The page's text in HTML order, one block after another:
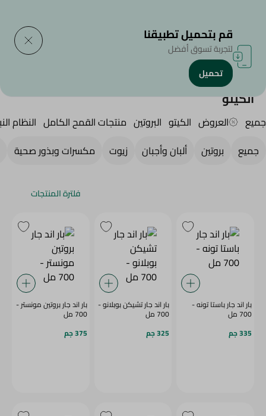
الرئيسية /
Diets الكيتو
الكيتو
جميع العروض الكيتو البروتين منتجات القمح الكامل النظام
جميع
بروتين ألبان وأجبان زيوت مكسرات وبذور صحية
فلترة المنتجات
بار اند جار باستا تونه -
700 مل
335 جم
بار اند جار تشيكن بوبلانو -
700 مل
325 جم
بار اند جار بروتين مونستر -
700 مل
375 جم
قم بتحميل تطبيقنا
لتجربة تسوق أفضل
تحميل